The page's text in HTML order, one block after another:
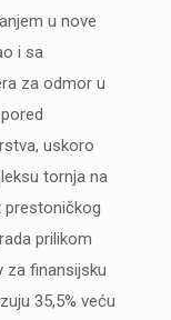
u nove
i sa
za odmor u
uskoro
tornja na
prestoničkog
prilikom
za finansijsku
35,5% veću